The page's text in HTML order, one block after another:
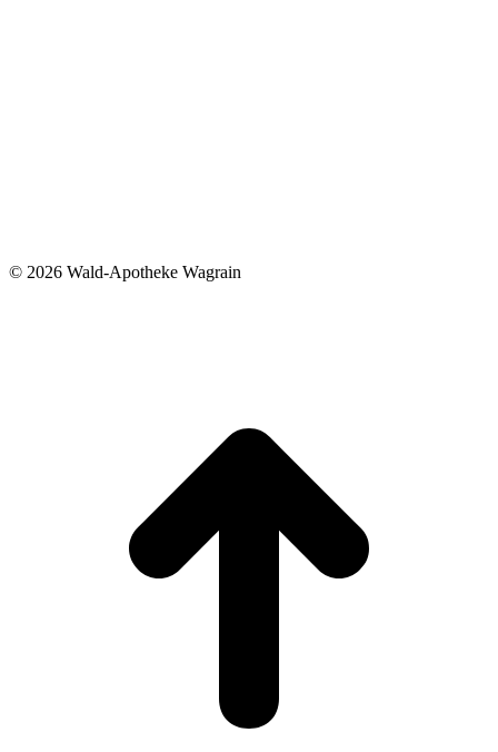
© 2026 Wald-Apotheke Wagrain